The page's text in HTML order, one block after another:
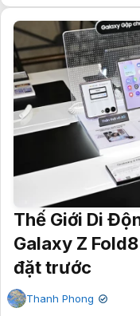
Thế Giới Di
Galaxy Z
đặt trước
Thanh Phong ✔